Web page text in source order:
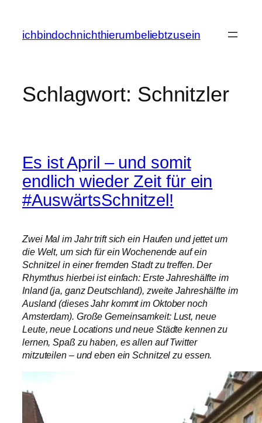
springen
ichbindochnichthierumbeliebtzusein
Schlagwort: Schnitzler
Es ist April – und somit
endlich wieder Zeit für ein
#AuswärtsSchnitzel!
Zwei Mal im Jahr trift sich ein Haufen und jettet um
die Welt, um sich für ein Wochenende auf ein
Schnitzel in einer fremden Stadt zu treffen. Der
Rhymthus hierbei ist einfach: Erste Jahreshälfte im
Inland (ja, ganz Deutschland), zweite Jahreshälfte im
Ausland (dieses Jahr kommt im Oktober noch
Amsterdam). Große Gemeinsamkeit: Lust, neue
Leute, neue Locations und neue Städte kennen zu
lernen, Spaß zu haben, es allen auf Twitter
mitzuteilen – und eben ein Schnitzel zu essen.